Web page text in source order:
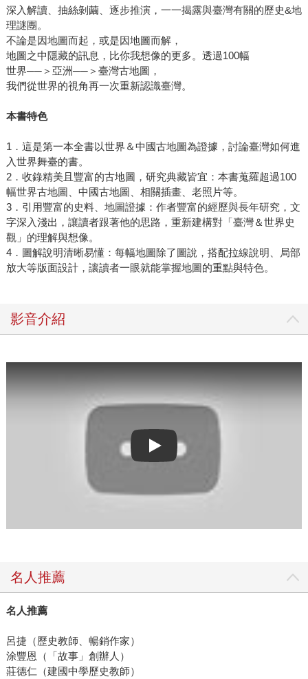
深入解讀、抽絲剝繭、逐步推演，一一揭露與臺灣有關的歷史&地
理謎團。
不論是因地圖而起，或是因地圖而解，
地圖之中隱藏的訊息，比你我想像的更多。透過100幅
世界──＞亞洲──＞臺灣古地圖，
我們從世界的視角再一次重新認識臺灣。
本書特色
1．這是第一本全書以世界＆中國古地圖為證據，討論臺灣如何進
入世界舞臺的書。
2．收錄精美且豐富的古地圖，研究典藏皆宜：本書蒐羅超過100
幅世界古地圖、中國古地圖、相關插畫、老照片等。
3．引用豐富的史料、地圖證據：作者豐富的經歷與長年研究，文
字深入淺出，讓讀者跟著他的思路，重新建構對「臺灣＆世界史
觀」的理解與想像。
4．圖解說明清晰易懂：每幅地圖除了圖說，搭配拉線說明、局部
放大等版面設計，讓讀者一眼就能掌握地圖的重點與特色。
影音介紹
Play video
名人推薦
名人推薦
呂捷（歷史教師、暢銷作家）
涂豐恩（「故事」創辦人）
莊德仁（建國中學歷史教師）